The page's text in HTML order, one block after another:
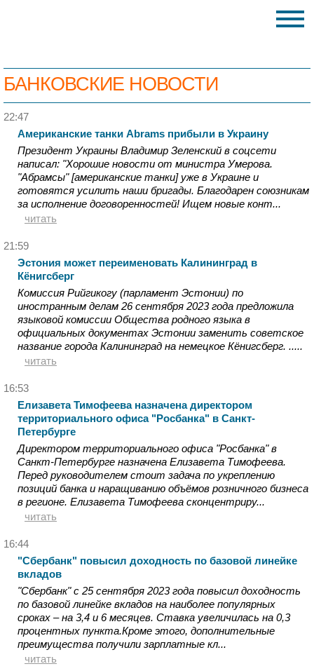
БАНКОВСКИЕ НОВОСТИ
22:47
Американские танки Abrams прибыли в Украину
Президент Украины Владимир Зеленский в соцсети
написал: "Хорошие новости от министра Умерова.
"Абрамсы" [американские танки] уже в Украине и
готовятся усилить наши бригады. Благодарен союзникам
за исполнение договоренностей! Ищем новые конт...
читать
21:59
Эстония может переименовать Калининград в
Кёнигсберг
Комиссия Рийгикогу (парламент Эстонии) по
иностранным делам 26 сентября 2023 года предложила
языковой комиссии Общества родного языка в
официальных документах Эстонии заменить советское
название города Калининград на немецкое Кёнигсберг. .....
читать
16:53
Елизавета Тимофеева назначена директором
территориального офиса "Росбанка" в Санкт-
Петербурге
Директором территориального офиса "Росбанка" в
Санкт-Петербурге назначена Елизавета Тимофеева.
Перед руководителем стоит задача по укреплению
позиций банка и наращиванию объёмов розничного бизнеса
в регионе. Елизавета Тимофеева сконцентриру...
читать
16:44
"Сбербанк" повысил доходность по базовой линейке
вкладов
"Сбербанк" с 25 сентября 2023 года повысил доходность
по базовой линейке вкладов на наиболее популярных
сроках – на 3,4 и 6 месяцев. Ставка увеличилась на 0,3
процентных пункта.Кроме этого, дополнительные
преимущества получили зарплатные кл...
читать